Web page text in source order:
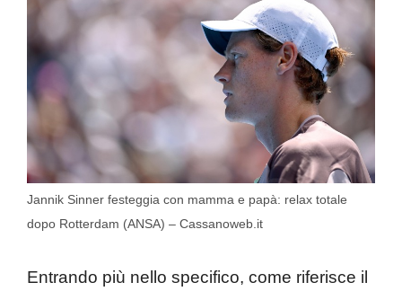
Jannik Sinner festeggia con mamma e papà: relax totale
dopo Rotterdam (ANSA) – Cassanoweb.it
Entrando più nello specifico, come riferisce il